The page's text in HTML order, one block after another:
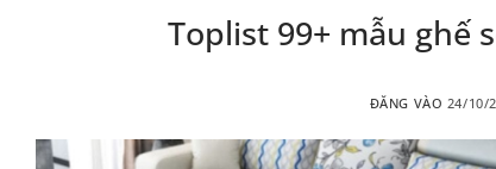
Toplist 99+ mẫu ghế
ĐĂNG VÀO 24/10/